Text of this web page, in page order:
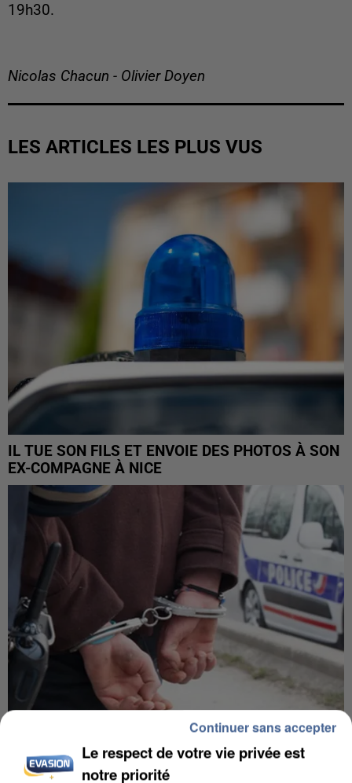
19h30.
Nicolas Chacun - Olivier Doyen
LES ARTICLES LES PLUS VUS
IL TUE SON FILS ET ENVOIE DES PHOTOS À SON
EX-COMPAGNE À NICE
L’UN DES FONDATEURS SUPPOSÉS DE LA DZ
MAFIA INTERPELLÉ EN ALGÉRIE
Le respect de votre vie privée est
notre priorité
Continuer sans accepter